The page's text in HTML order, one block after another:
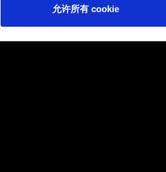
的偏好。一旦您了解了其中的
允许所有 cookie